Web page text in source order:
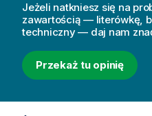
Jeżeli natkniesz się na
zawartością — literówkę,
techniczny — daj nam
Przekaż tu opinię